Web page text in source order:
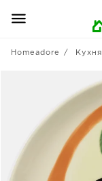
Homeadore Кухня